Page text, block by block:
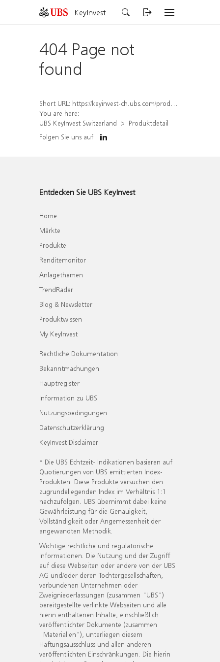
KeyInvest
404 Page not
found
Short URL: https://keyinvest-ch.ubs.com/produkt/detail/index/isin/CH1578499050
You are here:
UBS KeyInvest Switzerland
Produktdetail
Folgen Sie uns auf
Entdecken Sie UBS KeyInvest
Home
Märkte
Produkte
Renditemonitor
Anlagethemen
TrendRadar
Blog & Newsletter
Produktwissen
My KeyInvest
Rechtliche Dokumentation
Bekanntmachungen
Hauptregister
Information zu UBS
Nutzungsbedingungen
Datenschutzerklärung
KeyInvest Disclaimer
* Die UBS Echtzeit- Indikationen basieren auf
Quotierungen von UBS emittierten Index-
Produkten. Diese Produkte versuchen den
zugrundeliegenden Index im Verhältnis 1:1
nachzufolgen. UBS übernimmt dabei keine
Gewährleistung für die Genauigkeit,
Vollständigkeit oder Angemessenheit der
angewandten Methodik.
Wichtige rechtliche und regulatorische
Informationen. Die Nutzung und der Zugriff
auf diese Webseiten oder andere von der UBS
AG und/oder deren Tochtergesellschaften,
verbundenen Unternehmen oder
Zweigniederlassungen (zusammen "UBS")
bereitgestellte verlinkte Webseiten und alle
hierin enthaltenen Inhalte, einschließlich
veröffentlichter Dokumente (zusammen
"Materialien"), unterliegen diesem
Haftungsausschluss und allen anderen
veröffentlichten Einschränkungen. Die hierin